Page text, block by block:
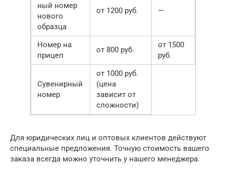
ный номер
нового
образца
от 1200 руб. —
Номер на
прицеп
от 800 руб.
от 1500
руб.
Сувенирный
номер
от 1000 руб.
(цена
зависит от
сложности)
Для юридических лиц и оптовых клиентов действуют
специальные предложения. Точную стоимость вашего
заказа всегда можно уточнить у нашего менеджера.